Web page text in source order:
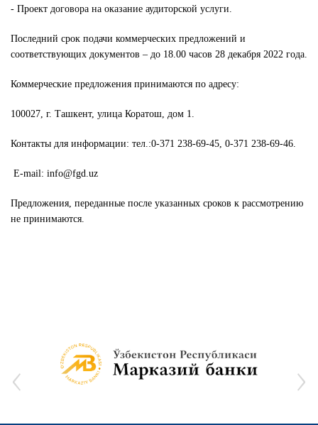
- Проект договора на оказание аудиторской услуги.
Последний срок подачи коммерческих предложений и
соответствующих документов – до 18.00 часов 28 декабря 2022 года.
Коммерческие предложения принимаются по адресу:
100027, г. Ташкент, улица Коратош, дом 1.
Контакты для информации: тел.:0-371 238-69-45, 0-371 238-69-46.
E-mail: info@fgd.uz
Предложения, переданные после указанных сроков к рассмотрению
не принимаются.
‹ ›